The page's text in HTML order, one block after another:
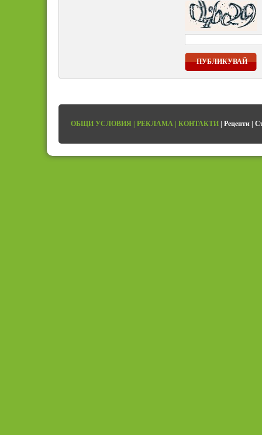
ПУБЛИКУВАЙ
ОБЩИ УСЛОВИЯ | РЕКЛАМА | КОНТАКТИ | Рецепти |